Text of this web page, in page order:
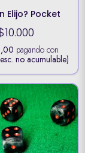
Elijo? Pocket
pagando con
no acumulable)